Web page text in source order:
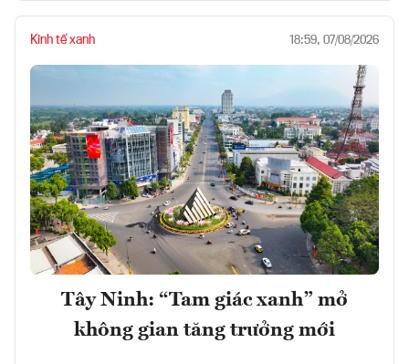
Kinh tế xanh 18:59, 07/08/2026
Tây Ninh: “Tam giác xanh” mở
không gian tăng trưởng mới